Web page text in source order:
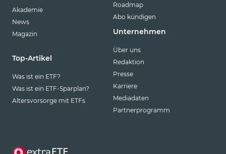
Akademie
News
Magazin
Top-Artikel
Was ist ein ETF?
Was ist ein ETF-Sparplan?
Altersvorsorge mit ETFs
Roadmap
Abo kündigen
Unternehmen
Über uns
Redaktion
Presse
Karriere
Mediadaten
Partnerprogramm